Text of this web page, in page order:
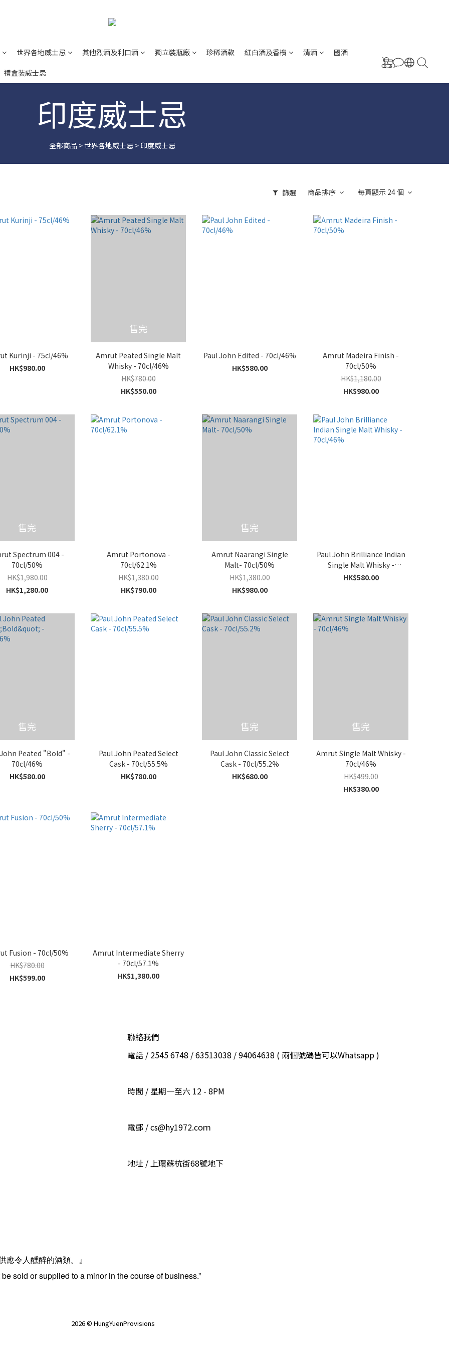
世界各地威士忌 其他烈酒及利口酒 獨立裝瓶廠 珍稀酒款 紅白酒及香檳 清酒 國酒
禮盒裝威士忌
印度威士忌
全部商品 >世界各地威士忌> 印度威士忌
篩選 商品排序 每頁顯示 24 個
Kurinji - 75cl/46%
HK$980.00
售完
Amrut Peated Single Malt
Whisky - 70cl/46%
HK$780.00
HK$550.00
Paul John Edited - 70cl/46%
HK$580.00
Amrut Madeira Finish -
70cl/50%
HK$1,180.00
HK$980.00
售完
Spectrum 004 -
70cl/50%
HK$1,980.00
HK$1,280.00
Amrut Portonova -
70cl/62.1%
HK$1,380.00
HK$790.00
售完
Amrut Naarangi Single
Malt- 70cl/50%
HK$1,380.00
HK$980.00
Paul John Brilliance Indian
Single Malt Whisky -
70cl/46%
HK$580.00
售完
Peated "Bold" -
70cl/46%
HK$580.00
Paul John Peated Select
Cask - 70cl/55.5%
HK$780.00
售完
Paul John Classic Select
Cask - 70cl/55.2%
HK$680.00
售完
Amrut Single Malt Whisky -
70cl/46%
HK$499.00
HK$380.00
Fusion - 70cl/50%
HK$780.00
HK$599.00
Amrut Intermediate Sherry
- 70cl/57.1%
HK$1,380.00
聯絡我們
電話 / 2545 6748 / 63513038 / 94064638 ( 兩個號碼皆可以Whatsapp )
時間 / 星期一至六 12 - 8PM
電郵 / cs@hy1972.coｍ
地址 / 上環蘇杭街68號地下
令人醺醉的酒類。』
sold or supplied to a minor in the course of business.”
2026 © HungYuenProvisions